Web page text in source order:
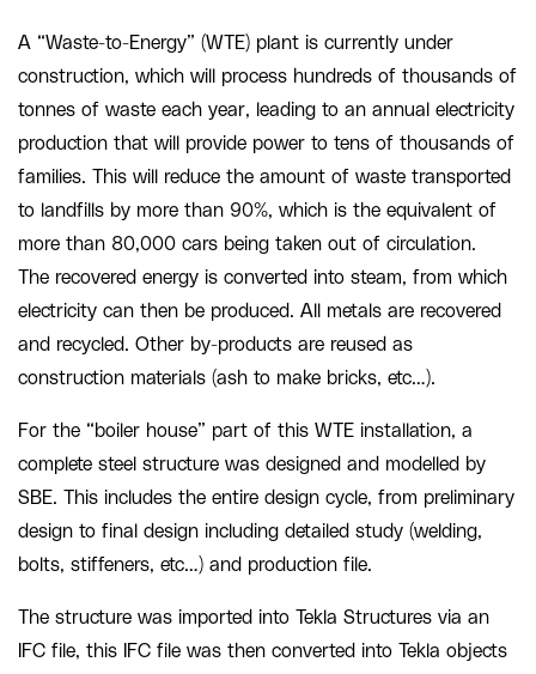
A “Waste-to-Energy” (WTE) plant is currently under
construction, which will process hundreds of thousands of
tonnes of waste each year, leading to an annual electricity
production that will provide power to tens of thousands of
families. This will reduce the amount of waste transported
to landfills by more than 90%, which is the equivalent of
more than 80,000 cars being taken out of circulation.
The recovered energy is converted into steam, from which
electricity can then be produced. All metals are recovered
and recycled. Other by-products are reused as
construction materials (ash to make bricks, etc…).
For the “boiler house” part of this WTE installation, a
complete steel structure was designed and modelled by
SBE. This includes the entire design cycle, from preliminary
design to final design including detailed study (welding,
bolts, stiffeners, etc…) and production file.
The structure was imported into Tekla Structures via an
IFC file, this IFC file was then converted into Tekla objects